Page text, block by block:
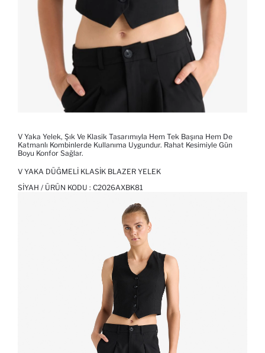
V Yaka Yelek, Şık Ve Klasik Tasarımıyla Hem Tek Başına Hem De
Katmanlı Kombinlerde Kullanıma Uygundur. Rahat Kesimiyle Gün
Boyu Konfor Sağlar.
V YAKA DÜĞMELI KLASIK BLAZER YELEK
SIYAH / ÜRÜN KODU : C2026AXBK81